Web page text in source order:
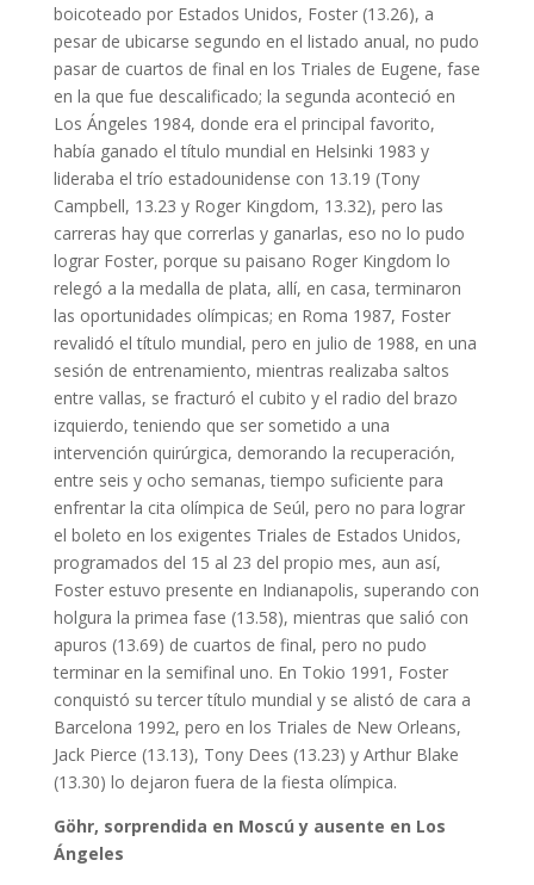
boicoteado por Estados Unidos, Foster (13.26), a
pesar de ubicarse segundo en el listado anual, no pudo
pasar de cuartos de final en los Triales de Eugene, fase
en la que fue descalificado; la segunda aconteció en
Los Ángeles 1984, donde era el principal favorito,
había ganado el título mundial en Helsinki 1983 y
lideraba el trío estadounidense con 13.19 (Tony
Campbell, 13.23 y Roger Kingdom, 13.32), pero las
carreras hay que correrlas y ganarlas, eso no lo pudo
lograr Foster, porque su paisano Roger Kingdom lo
relegó a la medalla de plata, allí, en casa, terminaron
las oportunidades olímpicas; en Roma 1987, Foster
revalidó el título mundial, pero en julio de 1988, en una
sesión de entrenamiento, mientras realizaba saltos
entre vallas, se fracturó el cubito y el radio del brazo
izquierdo, teniendo que ser sometido a una
intervención quirúrgica, demorando la recuperación,
entre seis y ocho semanas, tiempo suficiente para
enfrentar la cita olímpica de Seúl, pero no para lograr
el boleto en los exigentes Triales de Estados Unidos,
programados del 15 al 23 del propio mes, aun así,
Foster estuvo presente en Indianapolis, superando con
holgura la primea fase (13.58), mientras que salió con
apuros (13.69) de cuartos de final, pero no pudo
terminar en la semifinal uno. En Tokio 1991, Foster
conquistó su tercer título mundial y se alistó de cara a
Barcelona 1992, pero en los Triales de New Orleans,
Jack Pierce (13.13), Tony Dees (13.23) y Arthur Blake
(13.30) lo dejaron fuera de la fiesta olímpica.
Göhr, sorprendida en Moscú y ausente en Los
Ángeles